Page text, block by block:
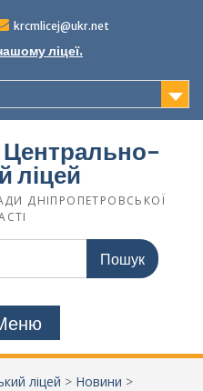
krcmlicej@ukr.net
ліцеї.
Центрально-
ліцей
ДНІПРОПЕТРОВСЬКОЇ
ліцей > Новини >